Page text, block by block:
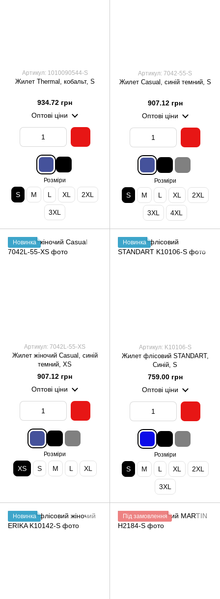
Артикул: 1010090544-S
Жилет Thermal, кобальт, S
934.72 грн
Оптові ціни
Розміри
S M L XL 2XL
3XL
Артикул: 7042-55-S
Жилет Casual, синій темний, S
907.12 грн
Оптові ціни
Розміри
S M L XL 2XL
3XL 4XL
Новинка
Артикул: 7042L-55-XS
Жилет жіночий Casual, синій
темний, XS
907.12 грн
Оптові ціни
Розміри
XS S M L XL
Новинка
Артикул: K10106-S
Жилет флісовий STANDART,
Синій, S
759.00 грн
Оптові ціни
Розміри
S M L XL 2XL
3XL
Новинка Під замовлення